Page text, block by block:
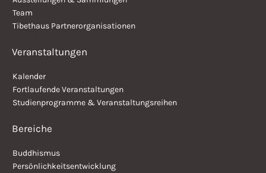
Team
Tibethaus Partnerorganisationen
Veranstaltungen
Kalender
Fortlaufende Veranstaltungen
Studienprogramme & Veranstaltungsreihen
Bereiche
Buddhismus
Persönlichkeitsentwicklung